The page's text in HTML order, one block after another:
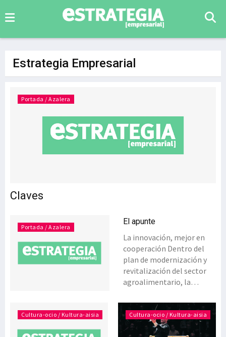
Estrategia Empresarial
Claves
Portada / Azalera
Portada / Azalera
El apunte
La innovación, mejor en
cooperación Dentro del
plan de modernización y
revitalización del sector
agroalimentario, la
para ganar dimensión, y
que se haga en
cooperación y
Cultura-ocio / Kultura-aisia Cultura-ocio / Kultura-aisia